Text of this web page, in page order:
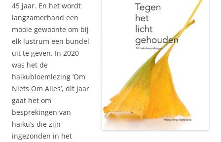
45 jaar. En het wordt
langzamerhand een
mooie gewoonte om bij
elk lustrum een bundel
uit te geven. In 2020
was het de
haikubloemlezing ‘Om
Niets Om Alles’, dit jaar
gaat het om
besprekingen van
haiku’s die zijn
ingezonden in het